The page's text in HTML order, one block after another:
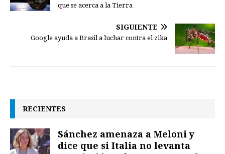
que se acerca a la Tierra
SIGUIENTE
Google ayuda a Brasil a luchar contra el zika
RECIENTES
Sánchez amenaza a Meloni y
dice que si Italia no levanta